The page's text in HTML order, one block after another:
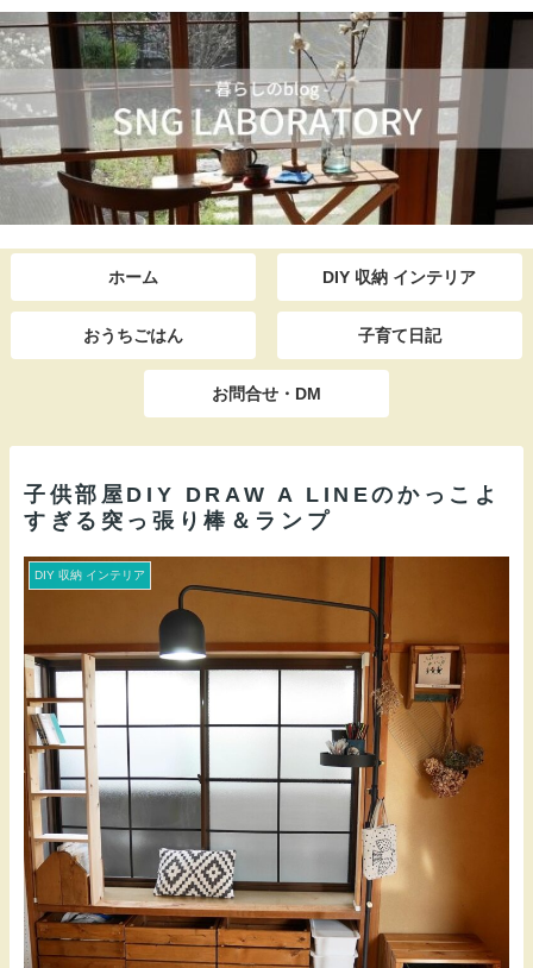
ホーム DIY 収納 インテリア
おうちごはん 子育て日記
お問合せ・DM
子供部屋DIY DRAW A LINEのかっこよ
すぎる突っ張り棒＆ランプ
DIY 収納 インテリア